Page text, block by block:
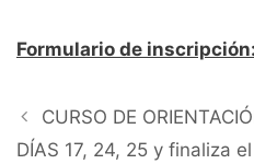
Formulario de inscripción:
CURSO DE
DÍAS 17, 24, 25 y finaliza